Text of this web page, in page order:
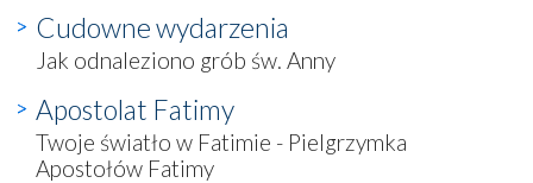
Cudowne wydarzenia
Jak odnaleziono grób św. Anny
Apostolat Fatimy
Twoje światło w Fatimie - Pielgrzymka
Apostołów Fatimy